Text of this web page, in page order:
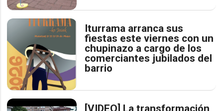
Iturrama arranca sus
fiestas este viernes con un
chupinazo a cargo de los
comerciantes jubilados del
barrio
[VIDEO] La transformación